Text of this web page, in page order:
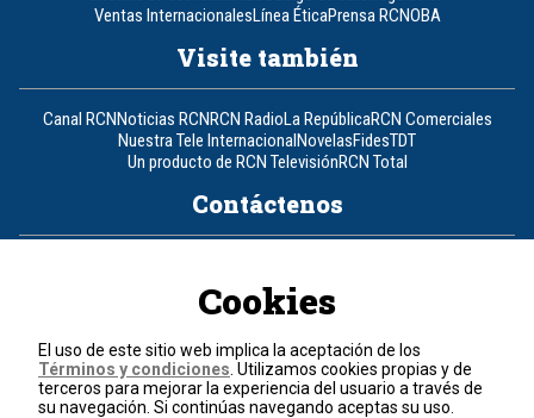
Ventas InternacionalesLínea ÉticaPrensa RCNOBA
Visite también
Canal RCNNoticias RCNRCN RadioLa RepúblicaRCN Comerciales
Nuestra Tele InternacionalNovelasFidesTDT
Un producto de RCN TelevisiónRCN Total
Contáctenos
Política de cookies
Términos y condiciones
© 2026, RCN Medios.
Cookies
El uso de este sitio web implica la aceptación de los
Términos y condiciones . Utilizamos cookies propias y de
terceros para mejorar la experiencia del usuario a través de
su navegación. Si continúas navegando aceptas su uso.